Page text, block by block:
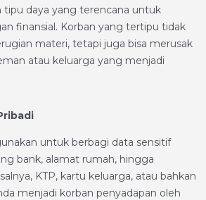
tipu daya yang terencana untuk
finansial. Korban yang tertipu tidak
materi, tetapi juga bisa merusak
atau keluarga yang menjadi
untuk berbagi data sensitif
bank, alamat rumah, hingga
KTP, kartu keluarga, atau bahkan
menjadi korban penyadapan oleh